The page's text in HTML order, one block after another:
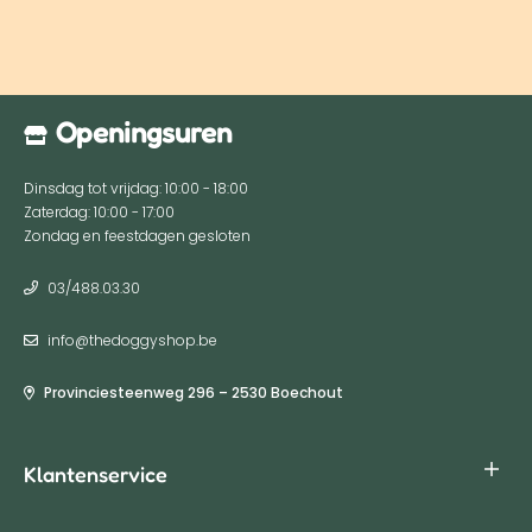
Openingsuren
Dinsdag tot vrijdag: 10:00 - 18:00
Zaterdag: 10:00 - 17:00
Zondag en feestdagen gesloten
03/488.03.30
info@thedoggyshop.be
Provinciesteenweg 296 – 2530 Boechout
Klantenservice